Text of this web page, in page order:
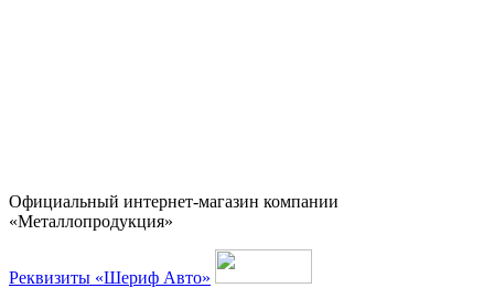
Официальный интернет-магазин компании
«Металлопродукция»
Реквизиты «Шериф Авто»